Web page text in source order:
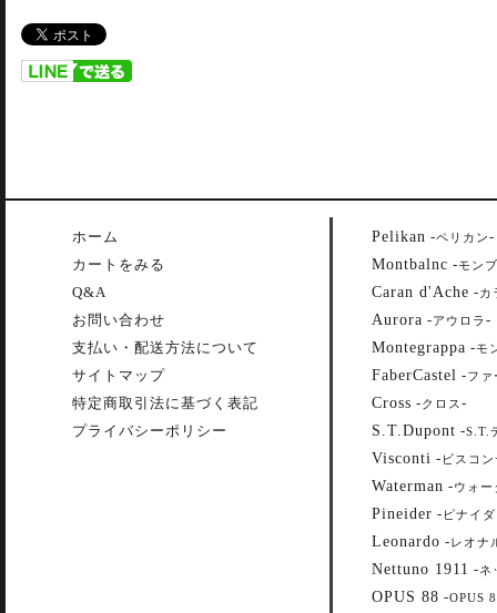
ホーム
カートをみる
Q&A
お問い合わせ
支払い・配送方法について
サイトマップ
特定商取引法に基づく表記
プライバシーポリシー
Pelikan -ペリカン-
Montbalnc -モン
Caran d'Ache -カ
Aurora -アウロラ -
Montegrappa -モ
FaberCastel -ファ
Cross -クロス -
S.T.Dupont -S.T.
Visconti - ビスコ
Waterman -ウォー
Pineider - ピナイ
Leonardo -レオナ
Nettuno 1911 -ネ
OPUS 88 -OPUS